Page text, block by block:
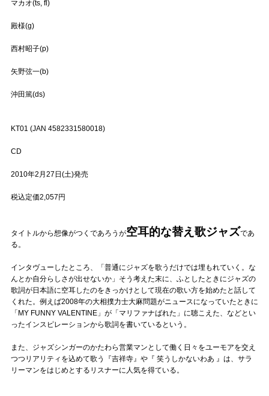
マカオ(ts, fl)
殿様(g)
西村昭子(p)
矢野弦一(b)
沖田篤(ds)
KT01 (JAN 4582331580018)
CD
2010年2月27日(土)発売
税込定価2,057円
タイトルから想像がつくであろうが空耳的な替え歌ジャズであ
る。
インタヴューしたところ、「普通にジャズを歌うだけでは埋もれていく。な
んとか自分らしさが出せないか」そう考えた末に、ふとしたときにジャズの
歌詞が日本語に空耳したのをきっかけとして現在の歌い方を始めたと話して
くれた。例えば2008年の大相撲力士大麻問題がニュースになっていたときに
「MY FUNNY VALENTINE」が「マリファナばれた」に聴こえた、などとい
ったインスピレーションから歌詞を書いているという。
また、ジャズシンガーのかたわら営業マンとして働く日々をユーモアを交え
つつリアリティを込めて歌う『吉祥寺』や『 笑うしかないわあ 』は、サラ
リーマンをはじめとするリスナーに人気を得ている。